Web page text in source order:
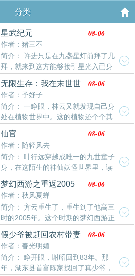
分类
星武纪元
作者：猪三不
08-06
简介： 许进只是在九盏星灯前拜了几
拜，就来到这方能够接引星光入已身
他又在九盏星灯前拜了拜《基因大时
》《掌御星辰》这三本小说，最高订7
3万，最低均订7600，本本400万字往
请放心入坑。
无限生存：我在末世世
界捡垃圾
作者：予妤子
08-06
简介： 一睁眼，林云又就发现自己身
处在植物世界中。这的植物还个个其
见过的完全不同。以前的葡萄又大又
萄：想吃我？炸不死你！不仅如此，还有
动物在这巨大的植物世界中到处乱跑。
可爱爱，现在的猫咪：人，泥嚎，你可以
膛上。林云又逼着自己飞快的适应了现
身囤囤鼠，在各个世界中到处乱窜捡垃
变异动植物、丧尸暴雨、极夜、以及各
仙官
作者：随轻风去
08-06
简介： 叶行远穿越成唯一的九世童子
身，在这陌生的神仙妖怪世界里，读
皇家天命授神通。他还发现，前身给自
然而天机与道统纠缠不清，神仙与凡人
与鬼怪上蹿下跳，手持外挂的玩家叶行
......
梦幻西游之重返2005
作者：秋风夏蝉
08-06
简介： 方云重生了，重生到了他高三
时的2005年。这个时期的梦幻西游正
期，各种风云人物竞相争锋。“叮——全能
务！”从课堂上醒来的方云听到脑海中的
已经惊呆了！
假少爷被赶回农村带妻
儿逆袭人生
作者：春光明媚
08-06
简介： 睁开眼，谢昭回到83年。那
年，湖东县首富陈家找回了真少爷，